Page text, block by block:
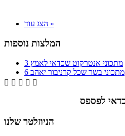
הצג עוד »
המלצות נוספות
3 מתכוני אנטרקוט שכדאי לאמץ
6 מתכוני בשר שכל קרניבור יאהב
    
הניוזלטר שלנו